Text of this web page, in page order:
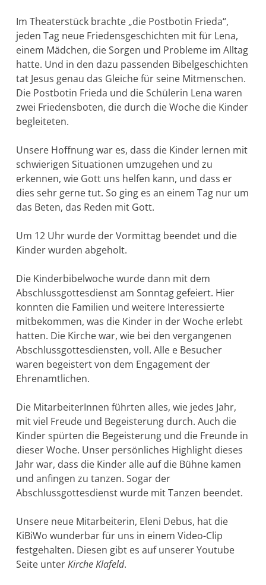
Im Theaterstück brachte „die Postbotin Frieda“,
jeden Tag neue Friedensgeschichten mit für Lena,
einem Mädchen, die Sorgen und Probleme im Alltag
hatte. Und in den dazu passenden Bibelgeschichten
tat Jesus genau das Gleiche für seine Mitmenschen.
Die Postbotin Frieda und die Schülerin Lena waren
zwei Friedensboten, die durch die Woche die Kinder
begleiteten.
Unsere Hoffnung war es, dass die Kinder lernen mit
schwierigen Situationen umzugehen und zu
erkennen, wie Gott uns helfen kann, und dass er
dies sehr gerne tut. So ging es an einem Tag nur um
das Beten, das Reden mit Gott.
Um 12 Uhr wurde der Vormittag beendet und die
Kinder wurden abgeholt.
Die Kinderbibelwoche wurde dann mit dem
Abschlussgottesdienst am Sonntag gefeiert. Hier
konnten die Familien und weitere Interessierte
mitbekommen, was die Kinder in der Woche erlebt
hatten. Die Kirche war, wie bei den vergangenen
Abschlussgottesdiensten, voll. Alle e Besucher
waren begeistert von dem Engagement der
Ehrenamtlichen.
Die MitarbeiterInnen führten alles, wie jedes Jahr,
mit viel Freude und Begeisterung durch. Auch die
Kinder spürten die Begeisterung und die Freunde in
dieser Woche. Unser persönliches Highlight dieses
Jahr war, dass die Kinder alle auf die Bühne kamen
und anfingen zu tanzen. Sogar der
Abschlussgottesdienst wurde mit Tanzen beendet.
Unsere neue Mitarbeiterin, Eleni Debus, hat die
KiBiWo wunderbar für uns in einem Video-Clip
festgehalten. Diesen gibt es auf unserer Youtube
Seite unterKirche Klafeld.